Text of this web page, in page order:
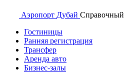
Аэропорт Дубай Справочный
Гостиницы
Ранняя регистрация
Трансфер
Аренда авто
Бизнес-залы